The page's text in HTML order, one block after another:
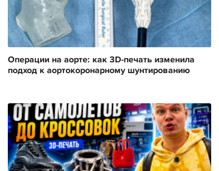
Операции на аорте: как 3D-печать изменила
подход к аортокоронарному шунтированию